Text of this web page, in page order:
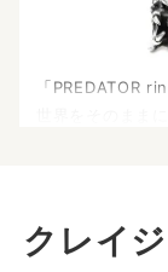
「PREDATOR
世界をそのまま
クレイ